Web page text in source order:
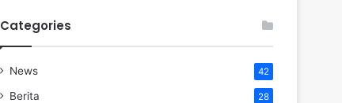
Categories
News 42
Berita 28